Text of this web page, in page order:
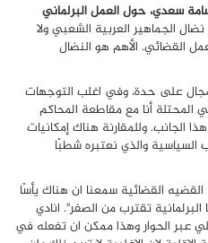
سعدي، حول العمل البرلماني
الجماهير العربية الشعبي ولا
القضائي. الأهم هو النضال
على حدة، وفي اغلب التوجهات
المحتلة أنا مع مقاطعة المحاكم
الجانب. وللمقارنة هناك إمكانيات
السياسية والذي نعتبره شطبًا
القضائية سمعنا ان هناك يأسًا
تقترب من الصفر". انادي
عبر الحوار وهذا ممكن ان تفعله في